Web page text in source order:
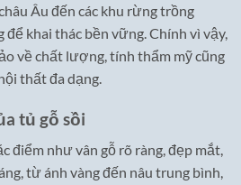
Âu đến các khu rừng trồng
khai thác bền vững. Chính vì vậy,
về chất lượng, tính thẩm mỹ cũng
thất đa dạng.
tủ gỗ sồi
điểm như vân gỗ rõ ràng, đẹp mắt,
từ ánh vàng đến nâu trung bình,